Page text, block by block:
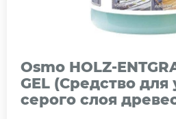
Osmo HOLZ-
GEL (Средство для
серого слоя